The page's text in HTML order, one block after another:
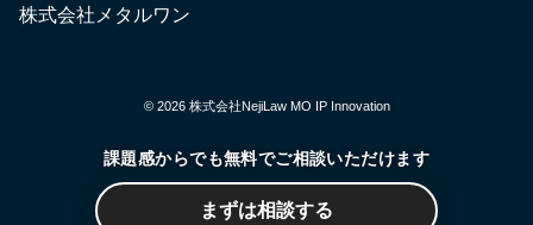
課題感からでも無料でご相談いただけます
まずは相談する
株式会社メタルワン
©︎ 2026 株式会社NejiLaw MO IP Innovation